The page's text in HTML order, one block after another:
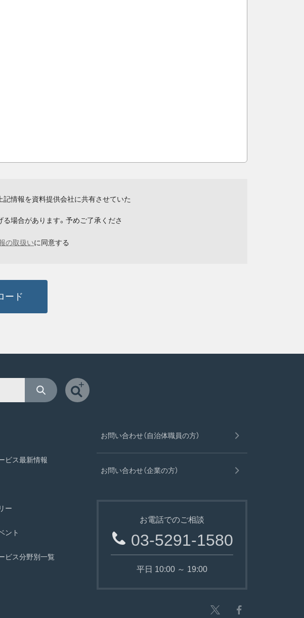
記情報を資料提供会社に共有させていた
場合があります。予めご了承くださ
の取扱いに同意する
ード
ビス最新情報
ー
ント
ビス分野別一覧
お問い合わせ（自治体職員の方）
お問い合わせ（企業の方）
お電話でのご相談
03-5291-1580
平日 10:00 ～ 19:00